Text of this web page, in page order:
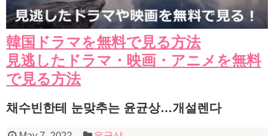
韓国ドラマを無料で見る方法
見逃したドラマ・映画・アニメを無料
で見る方法
채수빈한테 눈맞추는 윤균상…개설렌다